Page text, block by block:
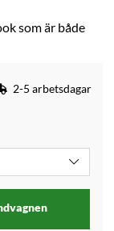
som är både
2-5 arbetsdagar